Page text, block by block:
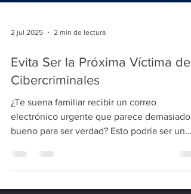
Evita Ser la Próxima Víctima de
Cibercriminales
¿Te suena familiar recibir un correo
electrónico urgente que parece demasiado
bueno para ser verdad? Esto podría ser un